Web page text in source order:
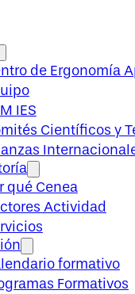
de Ergonomía
IES
Científicos y
qué Cenea
Actividad
formativo
Formativos